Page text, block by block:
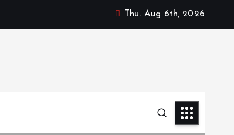
Thu. Aug 6th, 2026